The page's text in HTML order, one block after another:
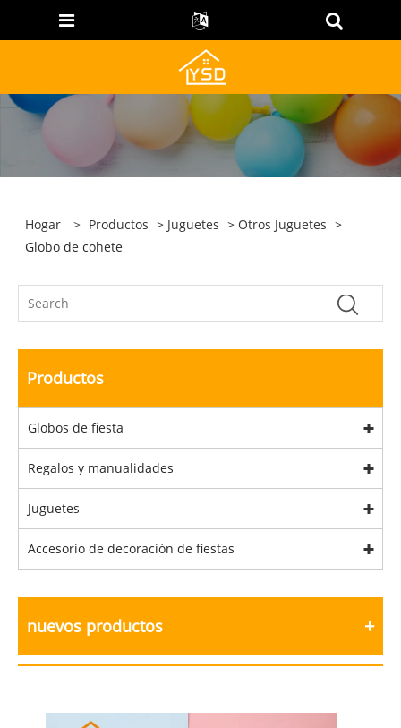
Hogar > Productos > Juguetes > Otros Juguetes >
Globo de cohete
Productos
Globos de fiesta
Regalos y manualidades
Juguetes
Accesorio de decoración de fiestas
nuevos productos